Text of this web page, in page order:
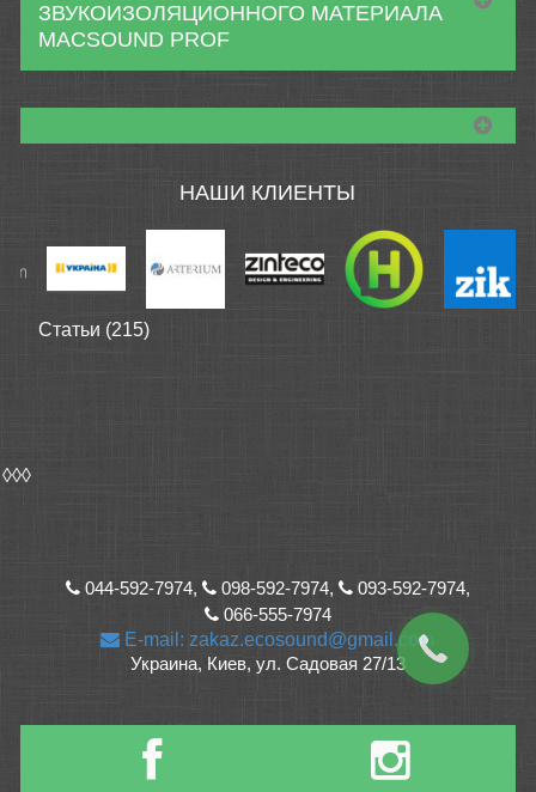
ЗВУКОИЗОЛЯЦИОННОГО МАТЕРИАЛА
MACSOUND PROF
НАШИ КЛИЕНТЫ
Статьи (215)
◊◊◊
044-592-7974, 098-592-7974,
093-592-7974,
066-555-7974
E-mail: zakaz.ecosound@gmail.com
Украина, Киев, ул. Садовая 27/13